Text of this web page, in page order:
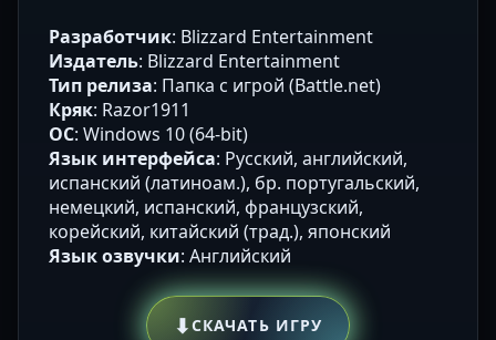
Разработчик: Blizzard Entertainment
Издатель: Blizzard Entertainment
Тип релиза: Папка с игрой (Battle.net)
Кряк: Razor1911
ОС: Windows 10 (64-bit)
Язык интерфейса: Русский, английский,
испанский (латиноам.), бр. португальский,
немецкий, испанский, французский,
корейский, китайский (трад.), японский
Язык озвучки: Английский
⬇СКАЧАТЬ ИГРУ